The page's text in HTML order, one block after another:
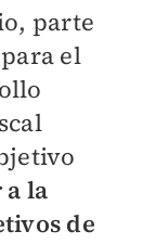
parte
el
la
de